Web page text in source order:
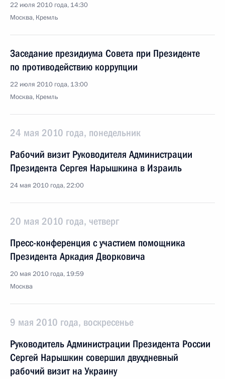
22 июля 2010 года, 14:30
Москва, Кремль
Заседание президиума Совета при Президенте
по противодействию коррупции
22 июля 2010 года, 13:00
Москва, Кремль
24 мая 2010 года, понедельник
Рабочий визит Руководителя Администрации
Президента Сергея Нарышкина в Израиль
24 мая 2010 года, 22:00
20 мая 2010 года, четверг
Пресс-конференция с участием помощника
Президента Аркадия Дворковича
20 мая 2010 года, 19:59
Москва
9 мая 2010 года, воскресенье
Руководитель Администрации Президента России
Сергей Нарышкин совершил двухдневный
рабочий визит на Украину